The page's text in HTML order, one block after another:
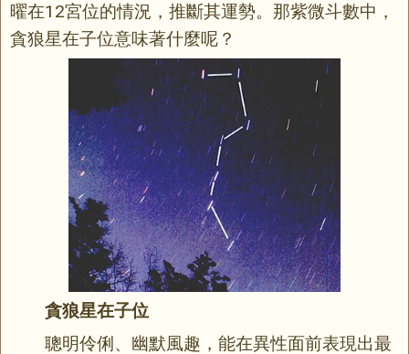
曜在12宮位的情況，推斷其運勢。那紫微斗數中，
貪狼星在子位意味著什麼呢？
貪狼星在子位
聰明伶俐、幽默風趣，能在異性面前表現出最